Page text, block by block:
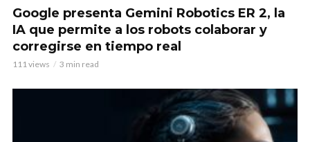
Google presenta Gemini Robotics ER 2, la
IA que permite a los robots colaborar y
corregirse en tiempo real
111 views 3 min read